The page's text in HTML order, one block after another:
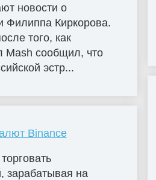
новости о
Филиппа Киркорова.
того, как
Mash сообщил, что
эстр...
Binance
зарабатывая на